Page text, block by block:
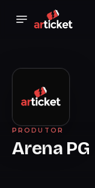
PRODUTOR
Arena PG